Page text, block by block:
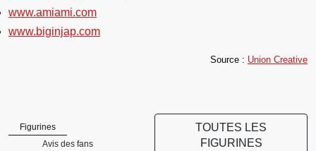
www.amiami.com
www.biginjap.com
Source : Union Creative
Figurines
Avis des fans
TOUTES LES
FIGURINES